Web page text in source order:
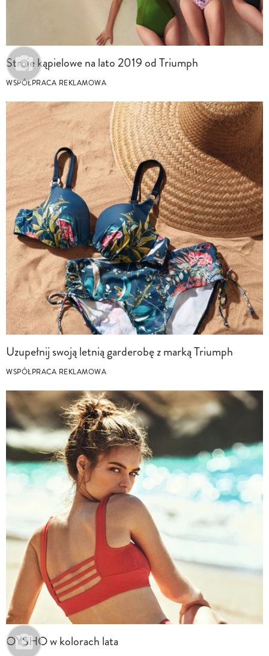
Stroje kąpielowe na lato 2019 od Triumph
WSPÓŁPRACA REKLAMOWA
Uzupełnij swoją letnią garderobę z marką Triumph
WSPÓŁPRACA REKLAMOWA
OYSHO w kolorach lata